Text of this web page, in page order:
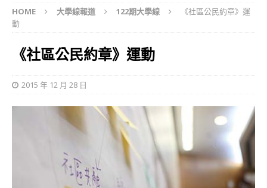
HOME 大學線報道 122期大學線
《社區公民約章》運
動
《社區公民約章》運動
2015 年 12 月 28 日